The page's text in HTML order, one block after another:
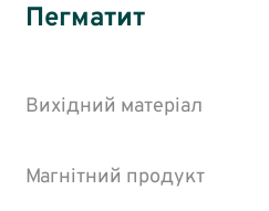
Пегматит
Вихідний матеріал
Магнітний продукт